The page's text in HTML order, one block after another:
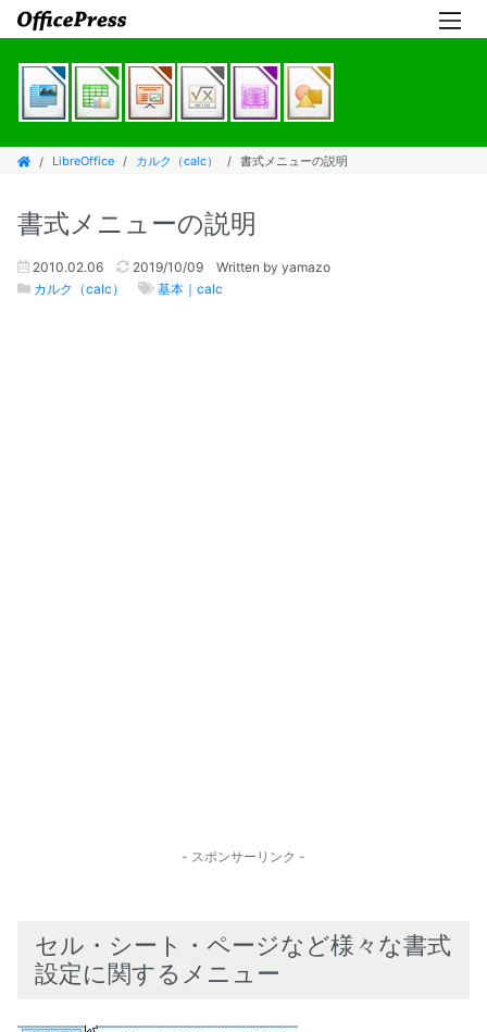
LibreOffice カルク（calc） 書式メニューの説明
書式メニューの説明
2010.02.06 2019/10/09
Written by yamazo
カルク（calc）
基本｜calc
- スポンサーリンク -
セル・シート・ページなど様々な書式
設定に関するメニュー